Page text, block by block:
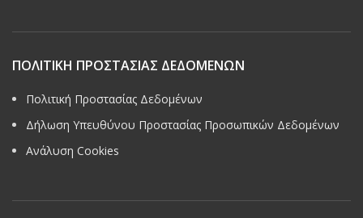
ΠΟΛΙΤΙΚΗ ΠΡΟΣΤΑΣΙΑΣ ΔΕΔΟΜΕΝΩΝ
Πολιτική Προστασίας Δεδομένων
Δήλωση Υπευθύνου Προστασίας Προσωπικών Δεδομένων
Ανάλυση Cookies